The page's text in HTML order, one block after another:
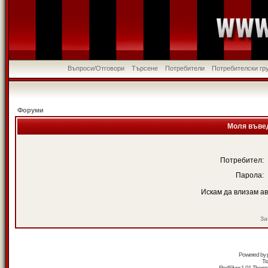
Въпроси/Отговори Търсене Потребители Потребителски
Форуми
Моля
Потребител:
Парола:
Искам да влизам
Powered by